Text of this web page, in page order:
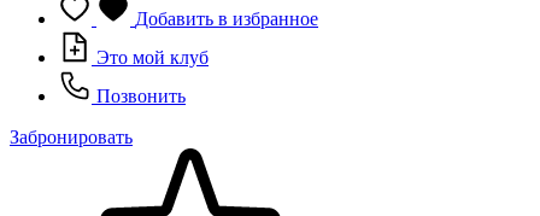
Добавить в избранное
Это мой клуб
Позвонить
Забронировать